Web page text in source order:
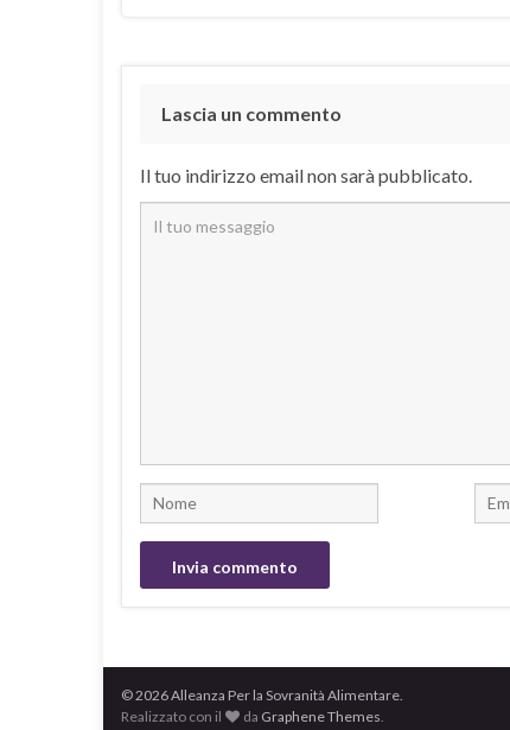
Lascia un commento
Il tuo indirizzo email non sarà pubblicato.
© 2026 Alleanza Per la Sovranità Alimentare.
Realizzato con il
da Graphene Themes